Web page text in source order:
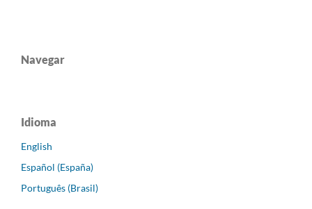
Navegar
Idioma
English
Español (España)
Português (Brasil)